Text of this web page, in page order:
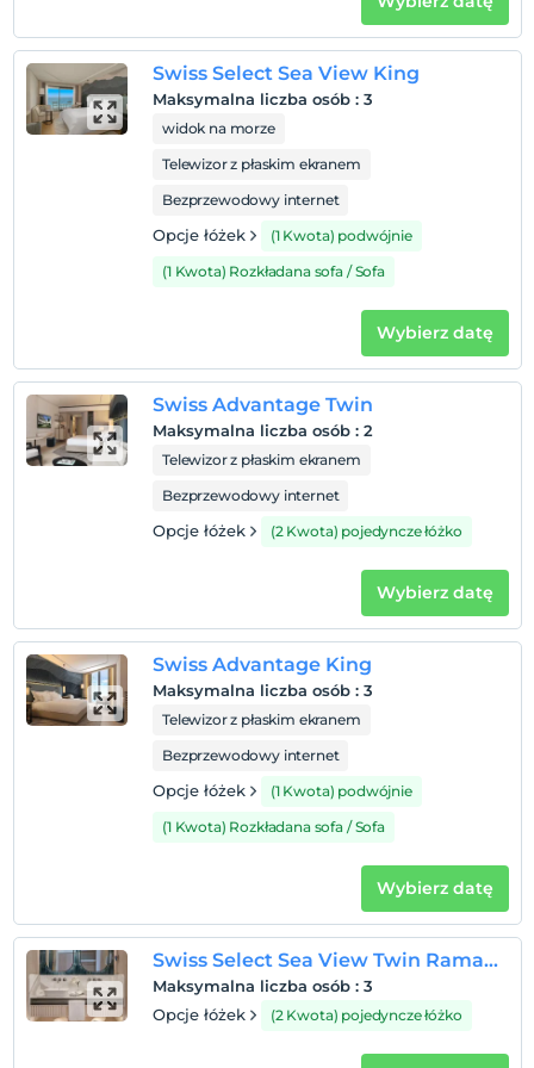
Pokaż na mapie
Zameldować się
Zwierzęta
Zwierzęta niedozwolone
Palenie
Dostępne miejsca dla palących
Niemowlęta do wieku do 0 są bezpłatne.
Swiss Select Sea View King
Maksymalna liczba osób : 3
widok na morze
Telewizor z płaskim ekranem
Bezprzewodowy internet
Opcje łóżek
(1 Kwota) podwójnie
(1 Kwota) Rozkładana sofa / Sofa
Wybierz datę
Swiss Advantage Twin
Maksymalna liczba osób : 2
Telewizor z płaskim ekranem
Bezprzewodowy internet
Opcje łóżek (2 Kwota) pojedyncze łóżko
Wybierz datę
Swiss Advantage King
Maksymalna liczba osób : 3
Telewizor z płaskim ekranem
Bezprzewodowy internet
Opcje łóżek
(1 Kwota) podwójnie
(1 Kwota) Rozkładana sofa / Sofa
Wybierz datę
Swiss Select Sea View Twin Ramazan Bayramı 3 Gecelik Paket
Maksymalna liczba osób : 3
Opcje łóżek
(2 Kwota) pojedyncze łóżko